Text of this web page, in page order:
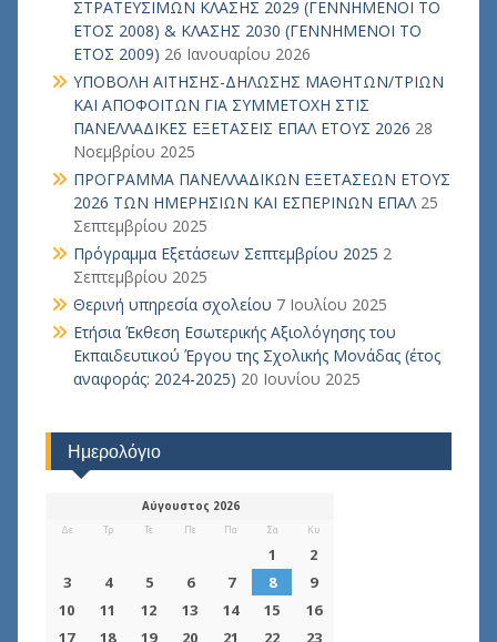
ΣΤΡΑΤΕΥΣΙΜΩΝ ΚΛΑΣΗΣ 2029 (ΓΕΝΝΗΜΕΝΟΙ ΤΟ
ΕΤΟΣ 2008) & ΚΛΑΣΗΣ 2030 (ΓΕΝΝΗΜΕΝΟΙ ΤΟ
ΕΤΟΣ 2009) 26 Ιανουαρίου 2026
ΥΠΟΒΟΛΗ ΑΙΤΗΣΗΣ-ΔΗΛΩΣΗΣ ΜΑΘΗΤΩΝ/ΤΡΙΩΝ
ΚΑΙ ΑΠΟΦΟΙΤΩΝ ΓΙΑ ΣΥΜΜΕΤΟΧΗ ΣΤΙΣ
ΠΑΝΕΛΛΑΔΙΚΕΣ ΕΞΕΤΑΣΕΙΣ ΕΠΑΛ ΕΤΟΥΣ 2026 28
Νοεμβρίου 2025
ΠΡΟΓΡΑΜΜΑ ΠΑΝΕΛΛΑΔΙΚΩΝ ΕΞΕΤΑΣΕΩΝ ΕΤΟΥΣ
2026 ΤΩΝ ΗΜΕΡΗΣΙΩΝ ΚΑΙ ΕΣΠΕΡΙΝΩΝ ΕΠΑΛ 25
Σεπτεμβρίου 2025
Πρόγραμμα Εξετάσεων Σεπτεμβρίου 2025 2
Σεπτεμβρίου 2025
Θερινή υπηρεσία σχολείου 7 Ιουλίου 2025
Ετήσια Έκθεση Εσωτερικής Αξιολόγησης του
Εκπαιδευτικού Έργου της Σχολικής Μονάδας (έτος
αναφοράς: 2024-2025) 20 Ιουνίου 2025
Ημερολόγιο